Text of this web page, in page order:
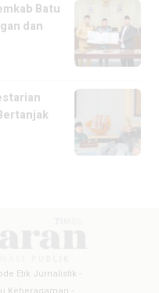
Batu
dan
Etik Jurnalistik